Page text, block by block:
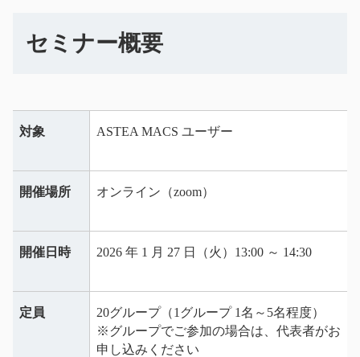
セミナー概要
対象 ASTEA MACS ユーザー
開催場所 オンライン（zoom）
開催日時 2026 年 1 月 27 日（火）13:00 ～ 14:30
定員
20グループ（1グループ 1名～5名程度）
※グループでご参加の場合は、代表者がお
申し込みください